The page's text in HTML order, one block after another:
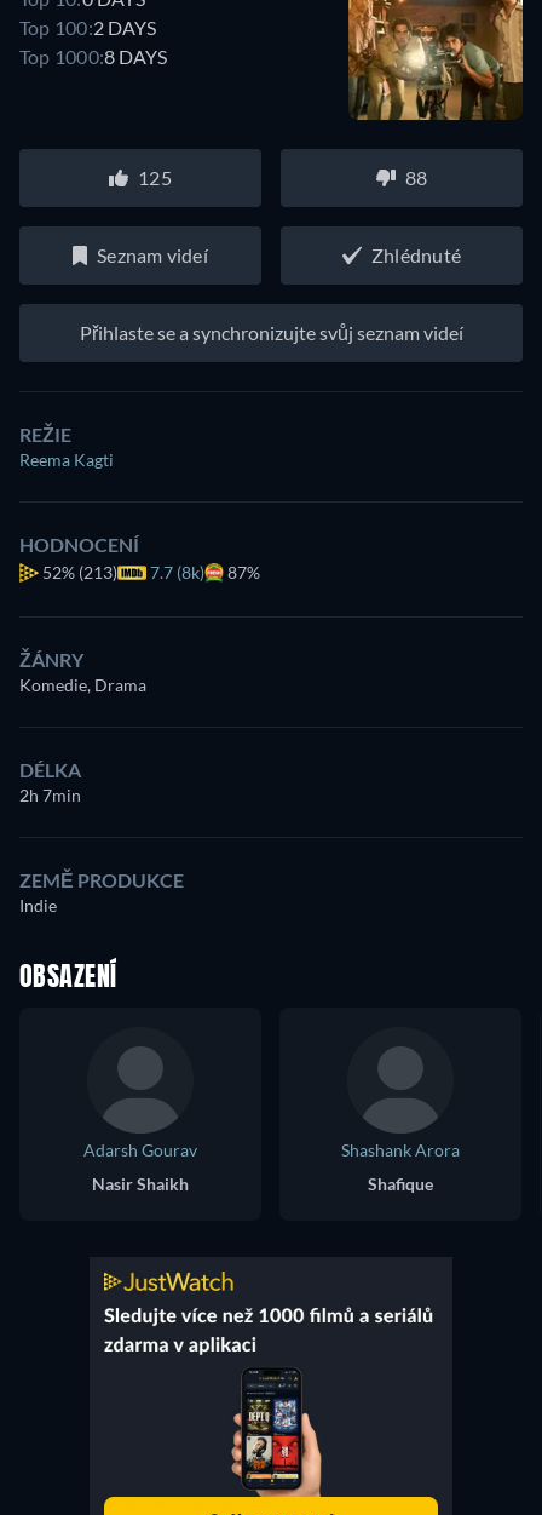
Top 100:2 DAYS
Top 1000:8 DAYS
125 88
Seznam videí Zhlédnuté
Přihlaste se a synchronizujte svůj seznam videí
REŽIE
Reema Kagti
HODNOCENÍ
52% (213) 7.7 (8k) 87%
ŽÁNRY
Komedie, Drama
DÉLKA
2h 7min
ZEMĚ PRODUKCE
Indie
OBSAZENÍ
Adarsh Gourav
Nasir Shaikh
Shashank Arora
Shafique